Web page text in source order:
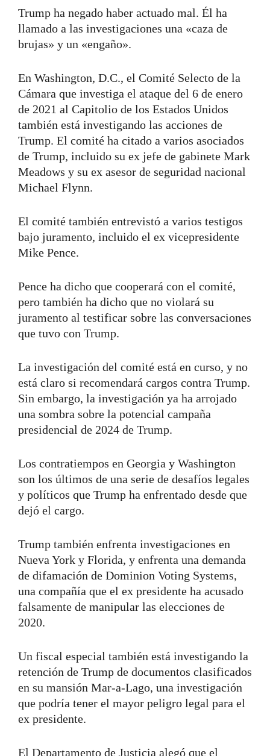
Trump ha negado haber actuado mal. Él ha
llamado a las investigaciones una «caza de
brujas» y un «engaño».
En Washington, D.C., el Comité Selecto de la
Cámara que investiga el ataque del 6 de enero
de 2021 al Capitolio de los Estados Unidos
también está investigando las acciones de
Trump. El comité ha citado a varios asociados
de Trump, incluido su ex jefe de gabinete Mark
Meadows y su ex asesor de seguridad nacional
Michael Flynn.
El comité también entrevistó a varios testigos
bajo juramento, incluido el ex vicepresidente
Mike Pence.
Pence ha dicho que cooperará con el comité,
pero también ha dicho que no violará su
juramento al testificar sobre las conversaciones
que tuvo con Trump.
La investigación del comité está en curso, y no
está claro si recomendará cargos contra Trump.
Sin embargo, la investigación ya ha arrojado
una sombra sobre la potencial campaña
presidencial de 2024 de Trump.
Los contratiempos en Georgia y Washington
son los últimos de una serie de desafíos legales
y políticos que Trump ha enfrentado desde que
dejó el cargo.
Trump también enfrenta investigaciones en
Nueva York y Florida, y enfrenta una demanda
de difamación de Dominion Voting Systems,
una compañía que el ex presidente ha acusado
falsamente de manipular las elecciones de
2020.
Un fiscal especial también está investigando la
retención de Trump de documentos clasificados
en su mansión Mar-a-Lago, una investigación
que podría tener el mayor peligro legal para el
ex presidente.
El Departamento de Justicia alegó que el